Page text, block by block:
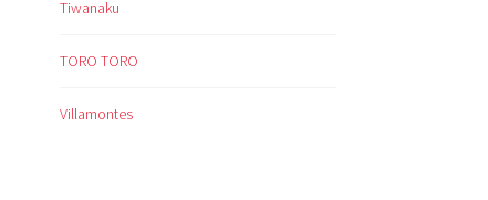
Tiwanaku
TORO TORO
Villamontes